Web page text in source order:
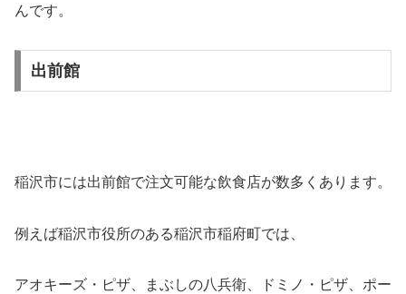
んです。
出前館
稲沢市には出前館で注文可能な飲食店が数多くあります。
例えば稲沢市役所のある稲沢市稲府町では、
アオキーズ・ピザ、まぶしの八兵衛、ドミノ・ピザ、ポー